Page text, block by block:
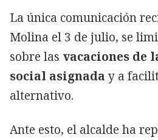
La única comunicación
Molina el 3 de julio, se
sobre las vacaciones de
social asignada y a
alternativo.
Ante esto, el alcalde ha